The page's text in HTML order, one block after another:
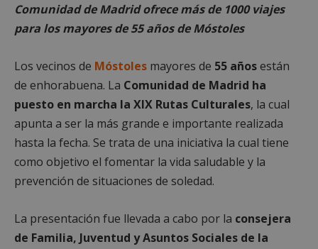
Comunidad de Madrid ofrece más de 1000 viajes
para los mayores de 55 años de Móstoles
Los vecinos de Móstoles mayores de 55 añosestán
de enhorabuena. La Comunidad de Madrid ha
puesto en marcha la XIX Rutas Culturales, la cual
apunta a ser la más grande e importante realizada
hasta la fecha. Se trata de una iniciativa la cual tiene
como objetivo el fomentar la vida saludable y la
prevención de situaciones de soledad.
La presentación fue llevada a cabo por la consejera
de Familia, Juventud y Asuntos Sociales de la